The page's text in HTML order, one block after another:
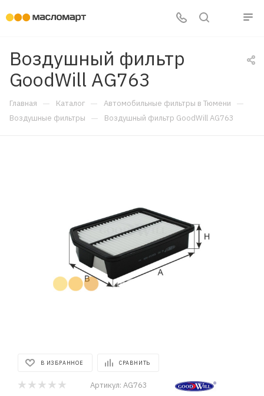
Воздушный фильтр
GoodWill AG763
Главная — Каталог — Автомобильные фильтры в Тюмени —
Воздушные фильтры — Воздушный фильтр GoodWill AG763
В ИЗБРАННОЕ СРАВНИТЬ
Артикул: AG763